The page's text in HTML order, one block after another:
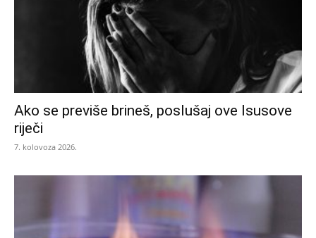
Ako se previše brineš, poslušaj ove Isusove
riječi
7. kolovoza 2026.